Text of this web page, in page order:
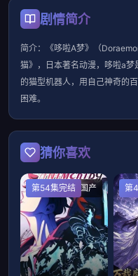
剧情简介
简介：《哆啦A梦》（
猫》，日本著名动漫，哆啦a
的猫型机器人，用自己神奇的
困难。
猜你喜欢
国产
第54集完结 第